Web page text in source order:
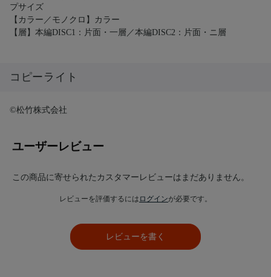
プサイズ
【カラー／モノクロ】カラー
【層】本編DISC1：片面・一層／本編DISC2：片面・ニ層
コピーライト
©松竹株式会社
ユーザーレビュー
この商品に寄せられたカスタマーレビューはまだありません。
レビューを評価するには ログインが必要です。
レビューを書く